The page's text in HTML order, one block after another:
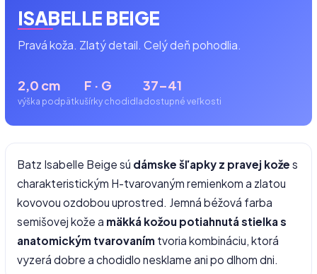
ISABELLE BEIGE
Pravá koža. Zlatý detail. Celý deň pohodlia.
2,0 cm
výška podpätku
F · G
šírky chodidla
37–41
dostupné veľkosti
Batz Isabelle Beige sú dámske šľapky z pravej kože s
charakteristickým H-tvarovaným remienkom a zlatou
kovovou ozdobou uprostred. Jemná béžová farba
semišovej kože a mäkká kožou potiahnutá stielka s
anatomickým tvarovaním tvoria kombináciu, ktorá
vyzerá dobre a chodidlo nesklame ani po dlhom dni.